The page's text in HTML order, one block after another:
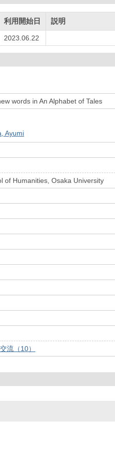
利用開始日 説明
2023.06.22
words in An Alphabet of Tales
Ayumi
of Humanities, Osaka University
流（10）